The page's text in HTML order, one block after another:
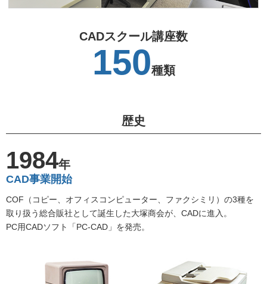
CADスクール講座数
150種類
歴史
1984年
CAD事業開始
COF（コピー、オフィスコンピューター、ファクシミリ）の3種を
取り扱う総合販社として誕生した大塚商会が、CADに進入。
PC用CADソフト「PC-CAD」を発売。